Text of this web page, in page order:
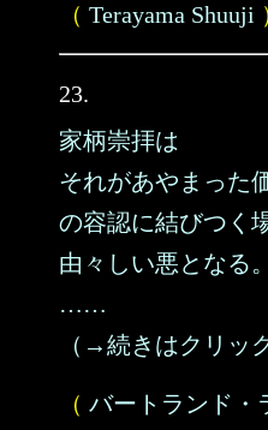
（ Terayama Shuuji
23.
家柄崇拝は
それがあやまった
の容認に結びつく
由々しい悪となる。
……
（→続きはクリッ
（ バートランド・